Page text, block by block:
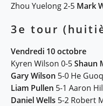
Zhou Yuelong 2-5 Mark
3e tour (h
Vendredi 10 octobre
Kyren Wilson 0-5Shaun
Gary Wilson 5-0 He
Liam Pullen 5-1 Aaron
Daniel Wells 5-2 Robert